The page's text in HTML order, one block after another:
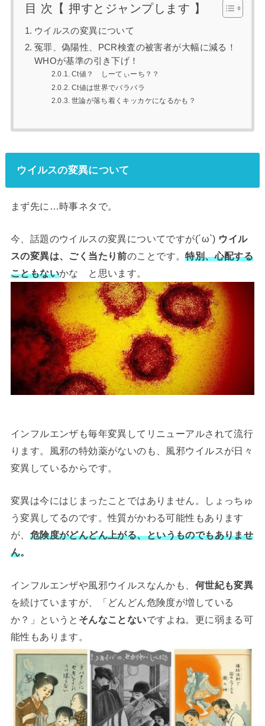
目 次【 押すとジャンプします 】
ウイルスの変異について
冤罪、偽陽性、PCR検査の被害者が大幅に減る！
WHOが基準の引き下げ！
Ct値？ しーてぃーち？？
Ct値は世界でバラバラ
世論が落ち着くキッカケになるかも？
ウイルスの変異について
まず先に …時事ネタで。
今、話題のウイルスの変異についてですが(´ω`) ウイル
スの変異は、ごく当たり前のことです。特別、心配する
こともないかな と思います。
インフルエンザも毎年変異してリニューアルされて流行
ります。風邪の特効薬がないのも、風邪ウイルスが日々
変異しているからです。
変異は今にはじまったことではありません。しょっちゅ
う変異してるのです。性質がかわる可能性もあります
が、 危険度がどんどん上がる、というものでもありませ
ん。
インフルエンザや風邪ウイルスなんかも、 何世紀も変異
を続けていますが、「どんどん危険度が増している
か？」というと そんなことないですよね。更に弱まる可
能性もあります。